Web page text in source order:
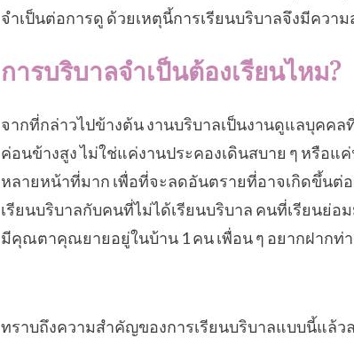
จำเป็นต่อการดู ด้วยเหตุนี้การเรียนบริบาลจึงมีควา
การบริบาลจำเป็นต้องเรียนไหม?
จากที่กล่าวไปข้างต้น งานบริบาลเป็นงานดูแลบุคค
ค่อนข้างสูง ไม่ใช่แค่งานประคองเดินสบาย ๆ หรือแ
หลายหน้าที่มาก เพื่อที่จะลดอันตรายที่อาจเกิดขึ้นต่อ
เรียนบริบาลกับคนที่ไม่ได้เรียนบริบาล คนที่เรียนย่
มีคุณตาคุณยายอยู่ในบ้าน 1 คน เพื่อน ๆ อยากฝากท่
ทราบถึงความสำคัญของการเรียนบริบาลแบบนี้แล้ว